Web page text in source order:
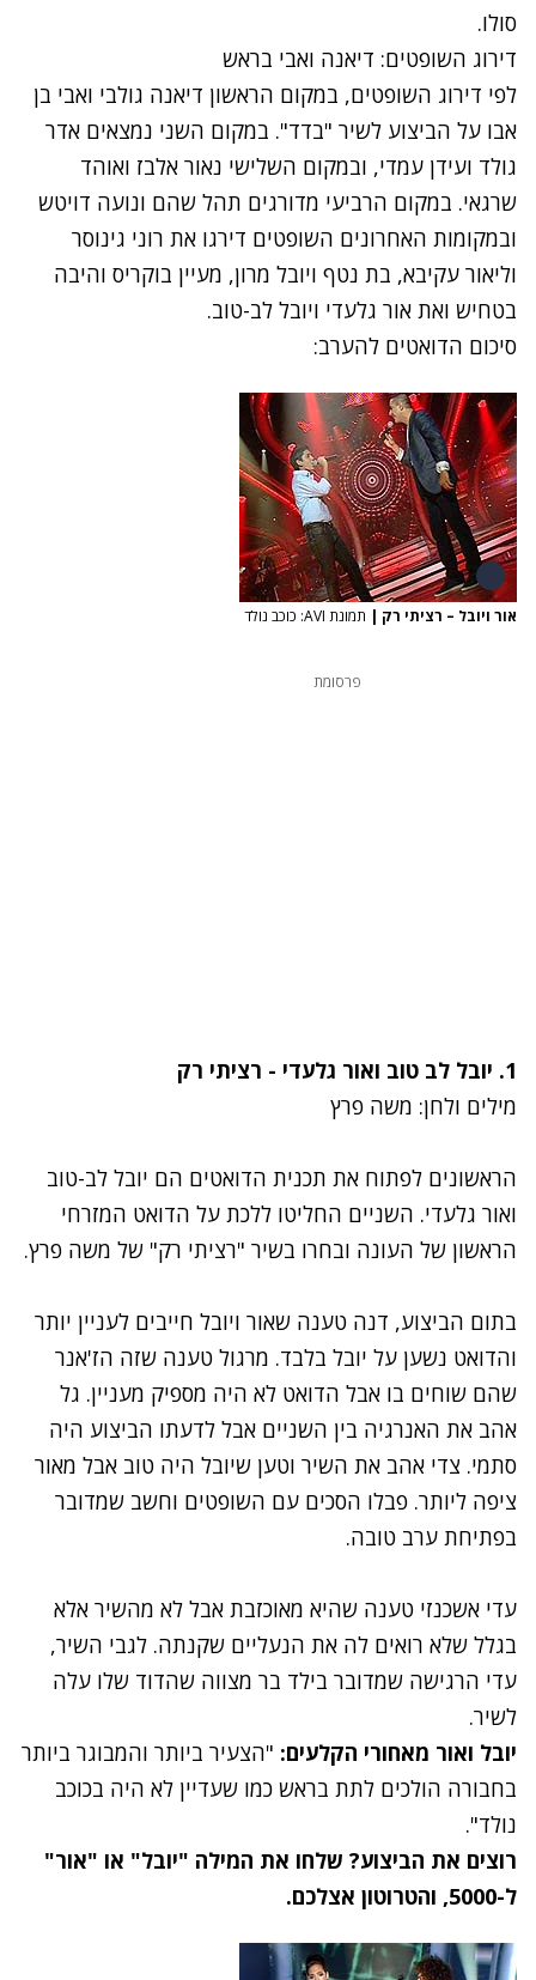
סולו.
דירוג השופטים: דיאנה ואבי בראש
לפי דירוג השופטים, במקום הראשון דיאנה גולבי ואבי בן
אבו על הביצוע לשיר "בדד". במקום השני נמצאים אדר
גולד ועידן עמדי, ובמקום השלישי נאור אלבז ואוהד
שרגאי. במקום הרביעי מדורגים תהל שהם ונועה דויטש
ובמקומות האחרונים השופטים דירגו את רוני גינוסר
וליאור עקיבא, בת נטף ויובל מרון, מעיין בוקריס והיבה
בטחיש ואת אור גלעדי ויובל לב-טוב.
סיכום הדואטים להערב:
אור ויובל – רציתי רק | תמונת AVI: כוכב נולד
פרסומת
1. יובל לב טוב ואור גלעדי - רציתי רק
מילים ולחן: משה פרץ
הראשונים לפתוח את תכנית הדואטים הם יובל לב-טוב
ואור גלעדי. השניים החליטו ללכת על הדואט המזרחי
הראשון של העונה ובחרו בשיר "רציתי רק" של משה פרץ.
בתום הביצוע, דנה טענה שאור ויובל חייבים לעניין יותר
והדואט נשען על יובל בלבד. מרגול טענה שזה הז'אנר
שהם שוחים בו אבל הדואט לא היה מספיק מעניין. גל
אהב את האנרגיה בין השניים אבל לדעתו הביצוע היה
סתמי. צדי אהב את השיר וטען שיובל היה טוב אבל מאור
ציפה ליותר. פבלו הסכים עם השופטים וחשב שמדובר
בפתיחת ערב טובה.
עדי אשכנזי טענה שהיא מאוכזבת אבל לא מהשיר אלא
בגלל שלא רואים לה את הנעליים שקנתה. לגבי השיר,
עדי הרגישה שמדובר בילד בר מצווה שהדוד שלו עלה
לשיר.
יובל ואור מאחורי הקלעים: "הצעיר ביותר והמבוגר ביותר
בחבורה הולכים לתת בראש כמו שעדיין לא היה בכוכב
נולד".
רוצים את הביצוע? שלחו את המילה "יובל" או "אור"
ל-5000, והטרוטון אצלכם.